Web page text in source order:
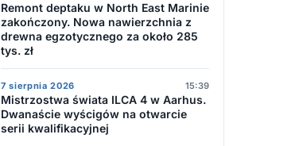
Remont deptaku w North East Marinie
zakończony. Nowa nawierzchnia z
drewna egzotycznego za około 285
tys. zł
7 sierpnia 2026 15:39
Mistrzostwa świata ILCA 4 w Aarhus.
Dwanaście wyścigów na otwarcie
serii kwalifikacyjnej